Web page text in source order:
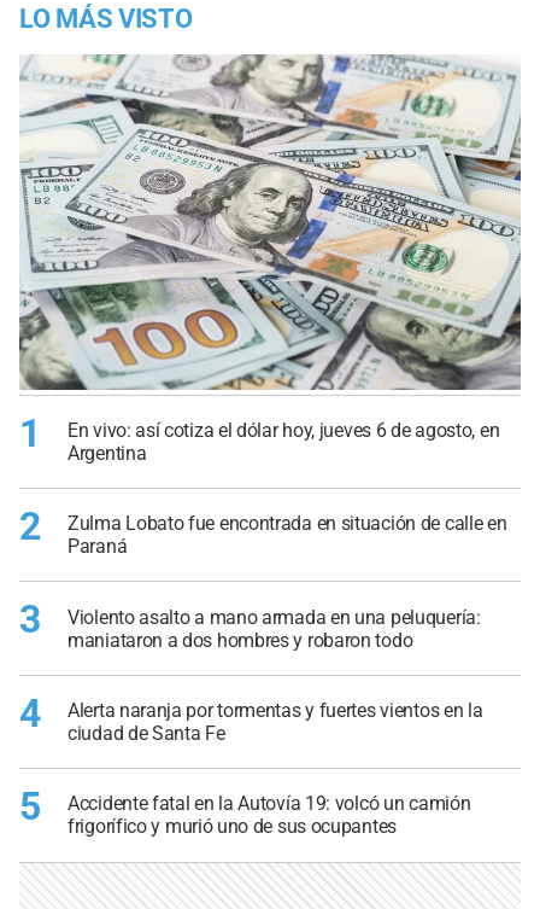
LO MÁS VISTO
1
En vivo: así cotiza el dólar hoy, jueves 6 de agosto, en
Argentina
2
Zulma Lobato fue encontrada en situación de calle en
Paraná
3
Violento asalto a mano armada en una peluquería:
maniataron a dos hombres y robaron todo
4
Alerta naranja por tormentas y fuertes vientos en la
ciudad de Santa Fe
5
Accidente fatal en la Autovía 19: volcó un camión
frigorífico y murió uno de sus ocupantes